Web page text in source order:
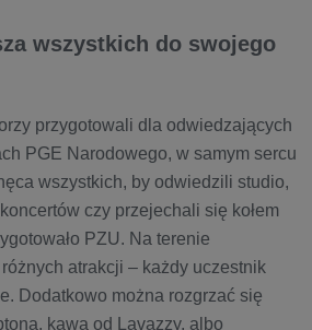
wszystkich do swojego
przygotowali dla odwiedzających
PGE Narodowego, w samym sercu
wszystkich, by odwiedzili studio,
czy przejechali się kołem
PZU. Na terenie
atrakcji – każdy uczestnik
Dodatkowo można rozgrzać się
kawą od Lavazzy, albo